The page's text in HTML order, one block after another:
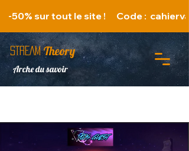
-50% sur tout le site !      Code :
STREAM Theory
Arche du savoir